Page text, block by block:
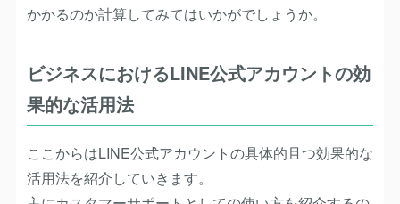
かかるのか計算してみてはいかがでしょうか。
ビジネスにおけるLINE公式アカウントの効
果的な活用法
ここからはLINE公式アカウントの具体的且つ効果的な
活用法を紹介していきます。